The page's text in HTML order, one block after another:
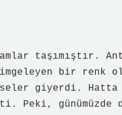
taşımıştır.
bir renk
giyerdi. Hatta
Peki, günümüzde